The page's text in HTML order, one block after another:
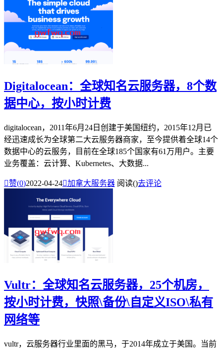
Digitalocean：全球知名云服务器，8个数
据中心，按小时计费
digitalocean，2011年6月24日创建于美国纽约，2015年12月已
经迅速成长为全球第二大云服务器商家，至今提供着全球14个
数据中心的云服务，目前在全球185个国家有61万用户。主要
业务覆盖：云计算、Kubernetes、大数据...
赞(0)2022-04-24加拿大服务器 阅读()去评论
Vultr：全球知名云服务器，25个机房，
按小时计费，快照\备份\自定义ISO\私有
网络等
vultr，云服务器行业里面的黑马，于2014年成立于美国。当前